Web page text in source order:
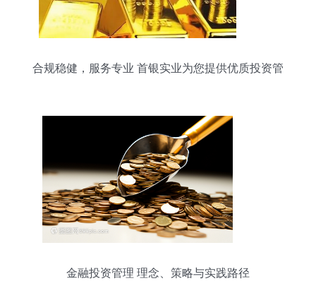
合规稳健，服务专业 首银实业为您提供优质投资管
金融投资管理 理念、策略与实践路径